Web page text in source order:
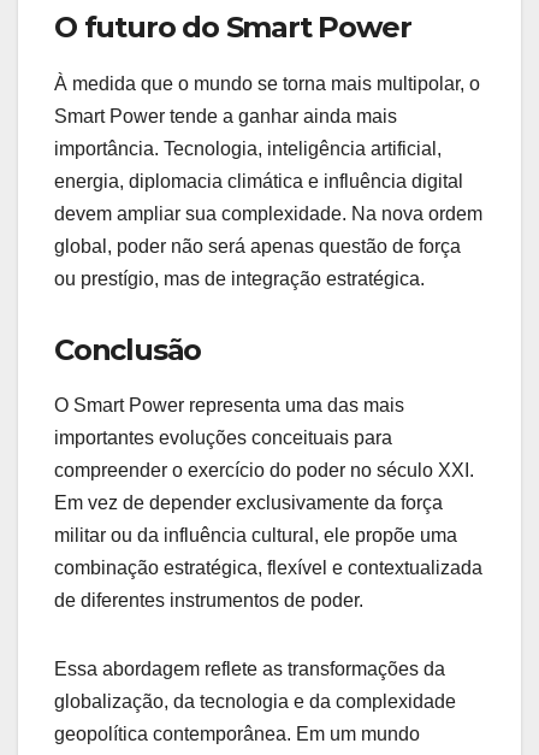
O futuro do Smart Power
À medida que o mundo se torna mais multipolar, o
Smart Power tende a ganhar ainda mais
importância. Tecnologia, inteligência artificial,
energia, diplomacia climática e influência digital
devem ampliar sua complexidade. Na nova ordem
global, poder não será apenas questão de força
ou prestígio, mas de integração estratégica.
Conclusão
O Smart Power representa uma das mais
importantes evoluções conceituais para
compreender o exercício do poder no século XXI.
Em vez de depender exclusivamente da força
militar ou da influência cultural, ele propõe uma
combinação estratégica, flexível e contextualizada
de diferentes instrumentos de poder.
Essa abordagem reflete as transformações da
globalização, da tecnologia e da complexidade
geopolítica contemporânea. Em um mundo